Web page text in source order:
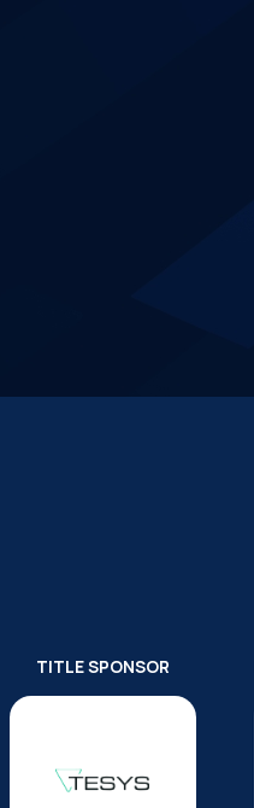
TITLE SPONSOR